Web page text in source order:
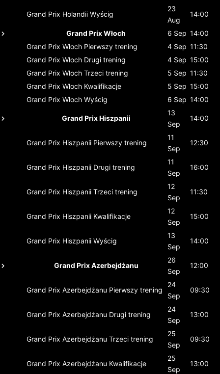
Grand Prix Holandii Wyścig
23
Aug
14:00
Grand Prix Włoch 6 Sep 14:00
Grand Prix Włoch Pierwszy trening 4 Sep 11:30
Grand Prix Włoch Drugi trening 4 Sep 15:00
Grand Prix Włoch Trzeci trening 5 Sep 11:30
Grand Prix Włoch Kwalifikacje 5 Sep 15:00
Grand Prix Włoch Wyścig 6 Sep 14:00
Grand Prix Hiszpanii
13
Sep
14:00
Grand Prix Hiszpanii Pierwszy trening
11
Sep
12:30
Grand Prix Hiszpanii Drugi trening
11
Sep
16:00
Grand Prix Hiszpanii Trzeci trening
12
Sep
11:30
Grand Prix Hiszpanii Kwalifikacje
12
Sep
15:00
Grand Prix Hiszpanii Wyścig
13
Sep
14:00
Grand Prix Azerbejdżanu
26
Sep
12:00
Grand Prix Azerbejdżanu Pierwszy trening
24
Sep
09:30
Grand Prix Azerbejdżanu Drugi trening
24
Sep
13:00
Grand Prix Azerbejdżanu Trzeci trening
25
Sep
09:30
Grand Prix Azerbejdżanu Kwalifikacje
25
Sep
13:00